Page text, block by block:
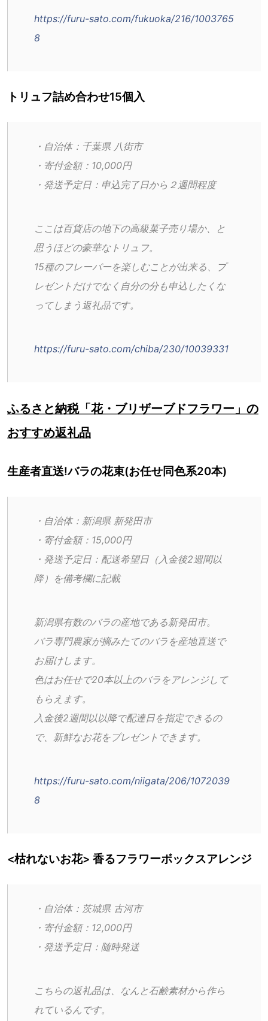
https://furu-sato.com/fukuoka/216/1003765
8
トリュフ詰め合わせ15個入
・自治体：千葉県 八街市
・寄付金額：10,000円
・発送予定日：申込完了日から２週間程度
ここは百貨店の地下の高級菓子売り場か、と
思うほどの豪華なトリュフ。
15種のフレーバーを楽しむことが出来る、プ
レゼントだけでなく自分の分も申込したくな
ってしまう返礼品です。
https://furu-sato.com/chiba/230/10039331
ふるさと納税「花・ブリザーブドフラワー」の
おすすめ返礼品
生産者直送!バラの花束(お任せ同色系20本)
・自治体：新潟県 新発田市
・寄付金額：15,000円
・発送予定日：配送希望日（入金後2週間以
降）を備考欄に記載
新潟県有数のバラの産地である新発田市。
バラ専門農家が摘みたてのバラを産地直送で
お届けします。
色はお任せで20本以上のバラをアレンジして
もらえます。
入金後2週間以以降で配達日を指定できるの
で、新鮮なお花をプレゼントできます。
https://furu-sato.com/niigata/206/1072039
8
<枯れないお花> 香るフラワーボックスアレンジ
・自治体：茨城県 古河市
・寄付金額：12,000円
・発送予定日：随時発送
こちらの返礼品は、なんと石鹸素材から作ら
れているんです。